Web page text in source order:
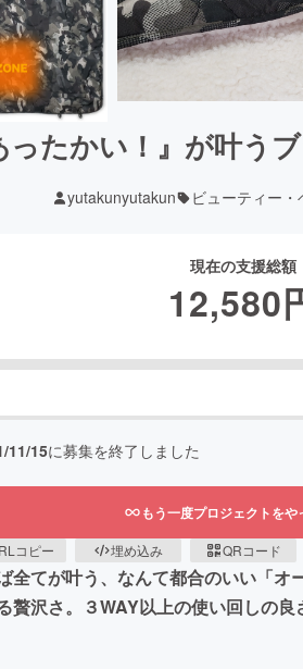
たかい！』が叶う
yutakunyutakun ビューティー・
現在の支援総額
12,580
11/15に募集を終了しました
もう一度プロジェクトをや
コピー 埋め込み QRコード
てが叶う、なんて都合のいい「
沢さ。３WAY以上の使い回しの良